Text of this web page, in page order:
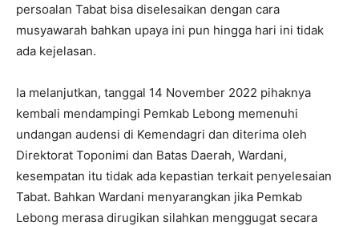
persoalan Tabat bisa diselesaikan dengan cara
musyawarah bahkan upaya ini pun hingga hari ini tidak
ada kejelasan.
Ia melanjutkan, tanggal 14 November 2022 pihaknya
kembali mendampingi Pemkab Lebong memenuhi
undangan audensi di Kemendagri dan diterima oleh
Direktorat Toponimi dan Batas Daerah, Wardani,
kesempatan itu tidak ada kepastian terkait penyelesaian
Tabat. Bahkan Wardani menyarangkan jika Pemkab
Lebong merasa dirugikan silahkan menggugat secara